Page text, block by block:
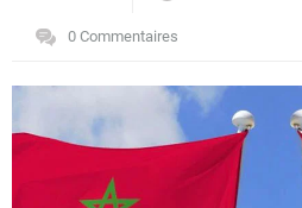
Actualités
Circuits touristiques
Tourisme
0 Commentaires